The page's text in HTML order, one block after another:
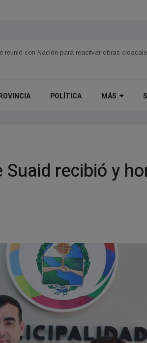
reunió con Nación para reactivar obras
POLÍTICA MÁS
recibió y